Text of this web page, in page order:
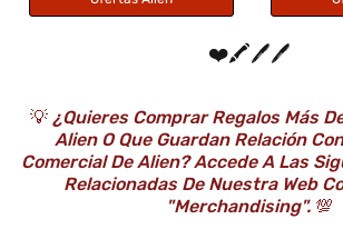
❤️🖍️🖊️🖊️
💡 ¿Quieres Comprar Regalos Más
Alien O Que Guardan Relación
Comercial De Alien? Accede A Las
Relacionadas De Nuestra Web
"Merchandising". 💯